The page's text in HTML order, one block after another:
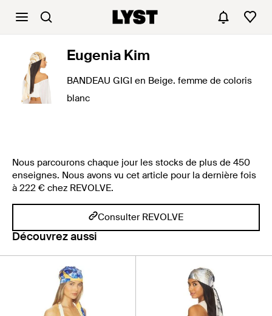
Eugenia Kim
BANDEAU GIGI en Beige. femme de coloris
blanc
Nous parcourons chaque jour les stocks de plus de 450
enseignes. Nous avons vu cet article pour la dernière fois
à 222 € chez REVOLVE.
Consulter REVOLVE
Découvrez aussi